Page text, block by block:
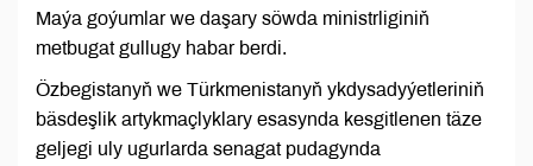
Maýa goýumlar we daşary söwda ministrliginiň
metbugat gullugy habar berdi.
Özbegistanyň we Türkmenistanyň ykdysadyýetleriniň
bäsdeşlik artykmaçlyklary esasynda kesgitlenen täze
geljegi uly ugurlarda senagat pudagynda